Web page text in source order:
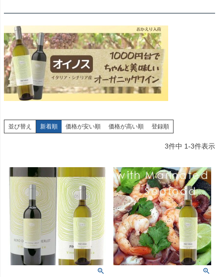
並び替え 新着順 価格が安い順 価格が高い順 登録順
3件中 1-3件表示